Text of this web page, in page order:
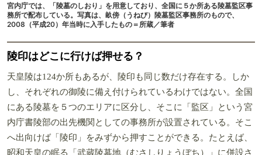
宮内庁では、「陵墓のしおり」を用意しており、全国に５か所ある陵墓監区事
務所で配布している。写真は、畝傍（うねび）陵墓監区事務所のもので、
2008（平成20）年当時に入手したもの＝所蔵／筆者
陵印はどこに行けば押せる？
天皇陵は124か所もあるが、陵印も同じ数だけ存在する。しか
し、それぞれの御陵に備え付けられているわけではない。全国
にある陵墓を５つのエリアに区分し、そこに「監区」という宮
内庁書陵部の出先機関としての事務所が設置されている。そこ
へ出向けば「陵印」をみずから押すことができる。たとえば、
昭和天皇の眠る「武蔵陵墓地（むさしりょうぼち）」に併設さ